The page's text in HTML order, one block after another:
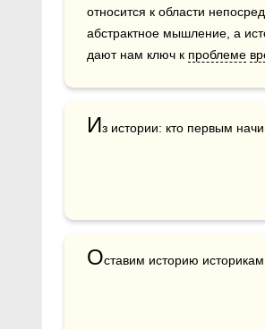
относится к области
абстрактное мышление, а
дают нам ключ к проблеме
Из истории: кто первым
Оставим историю историкам.